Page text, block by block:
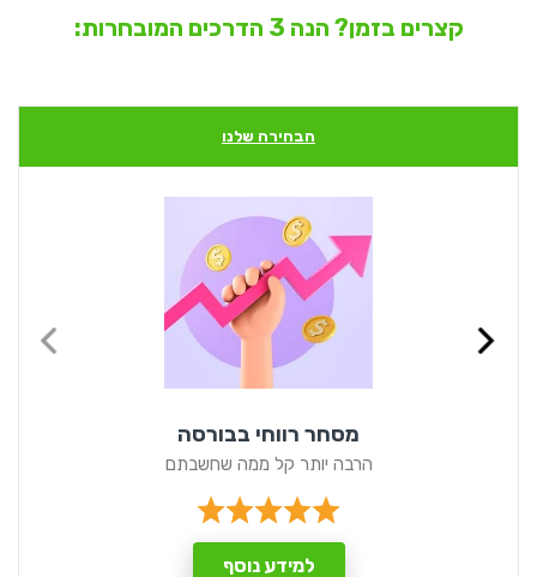
קצרים בזמן? הנה 3 הדרכים המובחרות:
הבחירה שלנו
מסחר רווחי בבורסה
הרבה יותר קל ממה שחשבתם
למידע נוסף